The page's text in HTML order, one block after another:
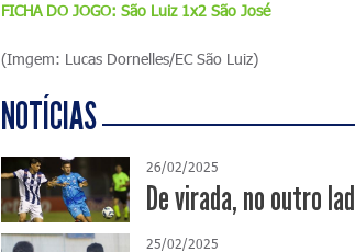
FICHA DO JOGO: São Luiz 1x2 São José
(Imgem: Lucas Dornelles/EC São Luiz)
NOTÍCIAS
26/02/2025
De virada, no outro
25/02/2025